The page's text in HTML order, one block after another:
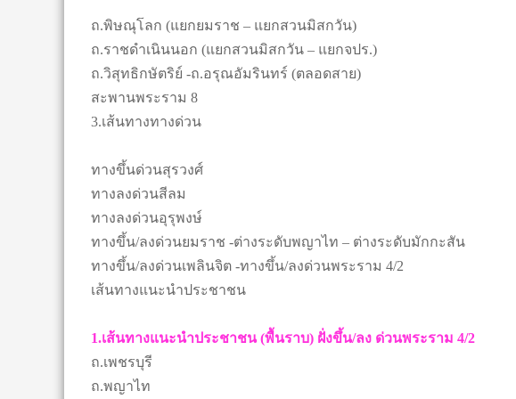
ถ.พิษณุโลก (แยกยมราช – แยกสวนมิสกวัน)
ถ.ราชดำเนินนอก (แยกสวนมิสกวัน – แยกจปร.)
ถ.วิสุทธิกษัตริย์ -ถ.อรุณอัมรินทร์ (ตลอดสาย)
สะพานพระราม 8
3.เส้นทางทางด่วน
ทางขึ้นด่วนสุรวงศ์
ทางลงด่วนสีลม
ทางลงด่วนอุรุพงษ์
ทางขึ้น/ลงด่วนยมราช -ต่างระดับพญาไท – ต่างระดับมักกะสัน
ทางขึ้น/ลงด่วนเพลินจิต -ทางขึ้น/ลงด่วนพระราม 4/2
เส้นทางแนะนำประชาชน
1.เส้นทางแนะนำประชาชน (พื้นราบ) ฝั่งขึ้น/ลง ด่วนพระราม 4/2
ถ.เพชรบุรี
ถ.พญาไท